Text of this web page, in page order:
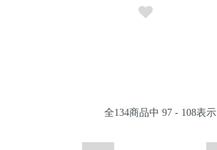
全134商品中 97 - 108表示